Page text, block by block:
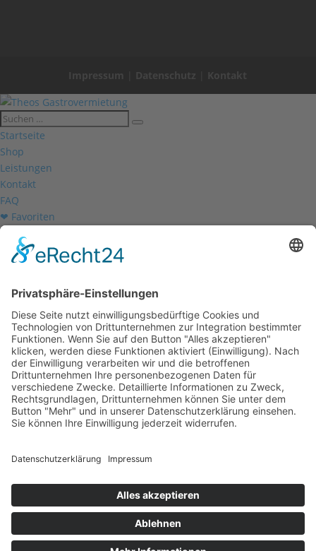
Impressum Datenschutz Kontakt
Startseite
Shop
Leistungen
Kontakt
FAQ
❤ Favoriten
Mein Konto
Betriebsferien
Wir befinden uns vom
19.12.2025 bis einschließlich 07.01.2026
in unseren Betriebsferien.
In dieser Zeit werden Anfragen
weiterhin bearbeitet, allerdings
kann es zu Verzögerungen bei der